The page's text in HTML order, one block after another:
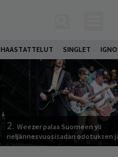
HAASTATTELUT SINGLET
2. Weezer palaa Suomeen yli
neljännesvuosisadan odotuksen